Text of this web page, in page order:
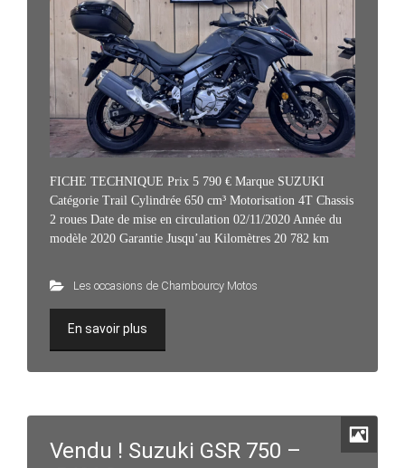
FICHE TECHNIQUE Prix 5 790 € Marque SUZUKI
Catégorie Trail Cylindrée 650 cm³ Motorisation 4T Chassis
2 roues Date de mise en circulation 02/11/2020 Année du
modèle 2020 Garantie Jusqu’au Kilomètres 20 782 km
Les occasions de Chambourcy Motos
En savoir plus
Vendu ! Suzuki GSR 750 –